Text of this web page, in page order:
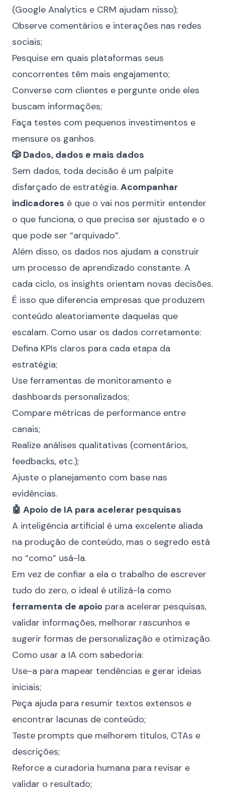
(Google Analytics e CRM ajudam nisso);
Observe comentários e interações nas redes
sociais;
Pesquise em quais plataformas seus
concorrentes têm mais engajamento;
Converse com clientes e pergunte onde eles
buscam informações;
Faça testes com pequenos investimentos e
mensure os ganhos.
🎲 Dados, dados e mais dados
Sem dados, toda decisão é um palpite
disfarçado de estratégia. Acompanhar
indicadores é que o vai nos permitir entender
o que funciona, o que precisa ser ajustado e o
que pode ser “arquivado”.
Além disso, os dados nos ajudam a construir
um processo de aprendizado constante. A
cada ciclo, os insights orientam novas decisões.
É isso que diferencia empresas que produzem
conteúdo aleatoriamente daquelas que
escalam. Como usar os dados corretamente:
Defina KPIs claros para cada etapa da
estratégia;
Use ferramentas de monitoramento e
dashboards personalizados;
Compare métricas de performance entre
canais;
Realize análises qualitativas (comentários,
feedbacks, etc.);
Ajuste o planejamento com base nas
evidências.
🤖 Apoio de IA para acelerar pesquisas
A inteligência artificial é uma excelente aliada
na produção de conteúdo, mas o segredo está
no “como” usá-la.
Em vez de confiar a ela o trabalho de escrever
tudo do zero, o ideal é utilizá-la como
ferramenta de apoio para acelerar pesquisas,
validar informações, melhorar rascunhos e
sugerir formas de personalização e otimização.
Como usar a IA com sabedoria:
Use-a para mapear tendências e gerar ideias
iniciais;
Peça ajuda para resumir textos extensos e
encontrar lacunas de conteúdo;
Teste prompts que melhorem títulos, CTAs e
descrições;
Reforce a curadoria humana para revisar e
validar o resultado;